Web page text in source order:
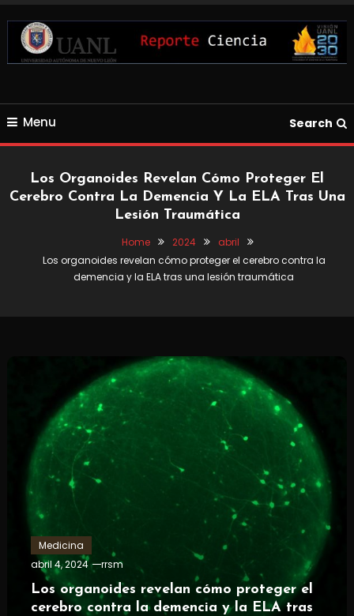
Content
Menu Search
Los Organoides Revelan Cómo Proteger El
Cerebro Contra La Demencia Y La ELA Tras Una
Lesión Traumática
Home 2024
abril
Los organoides revelan cómo proteger el cerebro contra la
demencia y la ELA tras una lesión traumática
Medicina
abril 4, 2024
rrsm
Los organoides revelan cómo proteger el
cerebro contra la demencia y la ELA tras